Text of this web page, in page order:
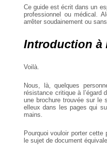
Ce guide est écrit dans un
professionnel ou médical.
arrêter soudainement ou
Introduction à
Voilà.
Nous, là, quelques
résistance critique à l’égard
une brochure trouvée sur le
elleux dans les pages qui
mains.
Pourquoi vouloir porter cette
le sujet de document